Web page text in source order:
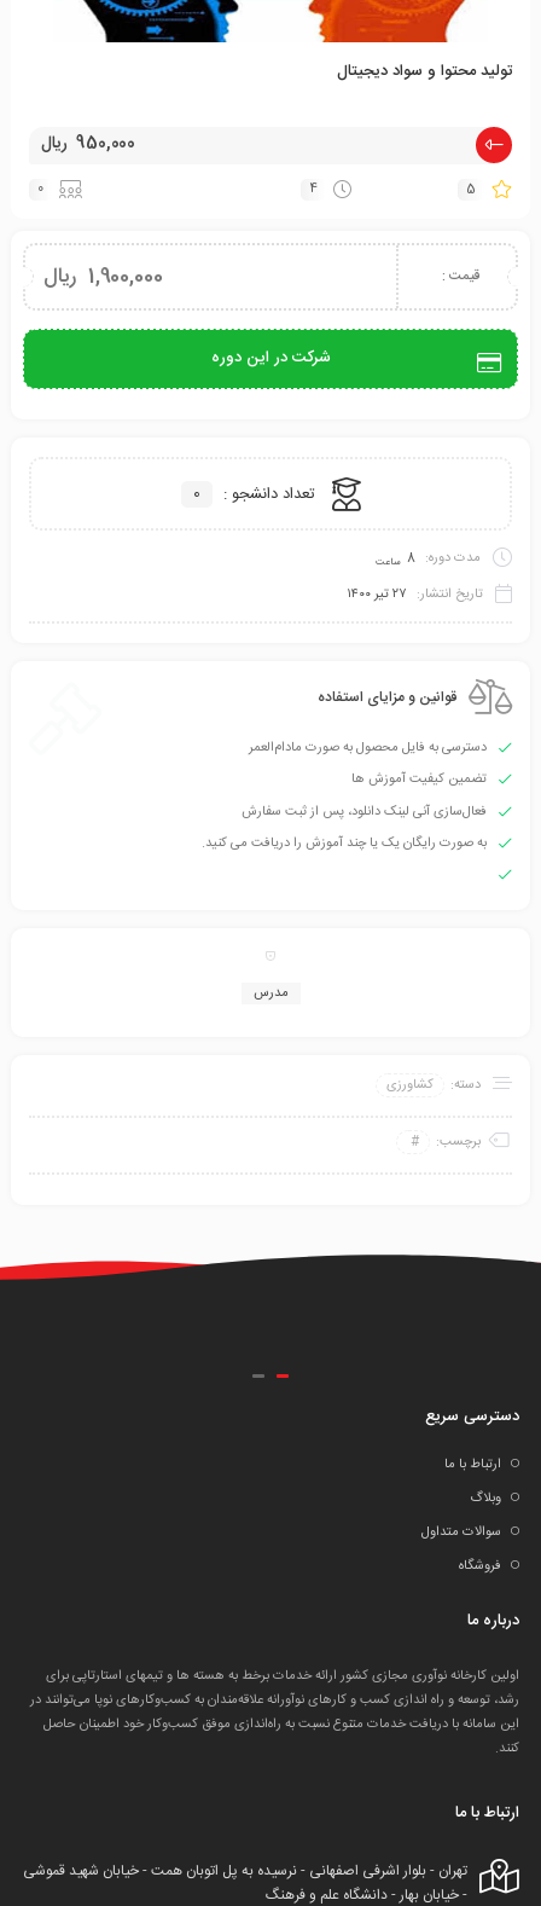
تولید محتوا و سواد دیجیتال
950,000 ریال
5
4
0
قیمت : 1,900,000 ریال
شرکت در این دوره
تعداد دانشجو : 0
مدت دوره: 8 ساعت
تاریخ انتشار: ۲۷ تیر ۱۴۰۰
قوانین و مزایای استفاده
دسترسی به فایل محصول به صورت مادام‌العمر
تضمین کیفیت آموزش ها
فعال‌سازی آنی لینک دانلود، پس از ثبت سفارش
به صورت رایگان یک یا چند آموزش را دریافت می کنید.
مدرس
دسته: کشاورزی
برچسب:
دسترسی سریع
ارتباط با ما
وبلاگ
سوالات متداول
فروشگاه
درباره ما
اولین کارخانه نوآوری مجازی کشور ارائه خدمات برخط به هسته ها و تیمهای استارتاپی برای
رشد، توسعه و راه اندازی کسب و کارهای نوآورانه علاقه‌مندان به کسب‌وکارهای نوپا می‌توانند در
این سامانه با دریافت خدمات متنوع نسبت به راه‌اندازی موفق کسب‌وکار خود اطمینان حاصل
کنند.
ارتباط با ما
تهران - بلوار اشرفی اصفهانی - نرسیده به پل اتوبان همت - خیابان شهید قموشی
- خیابان بهار - دانشگاه علم و فرهنگ